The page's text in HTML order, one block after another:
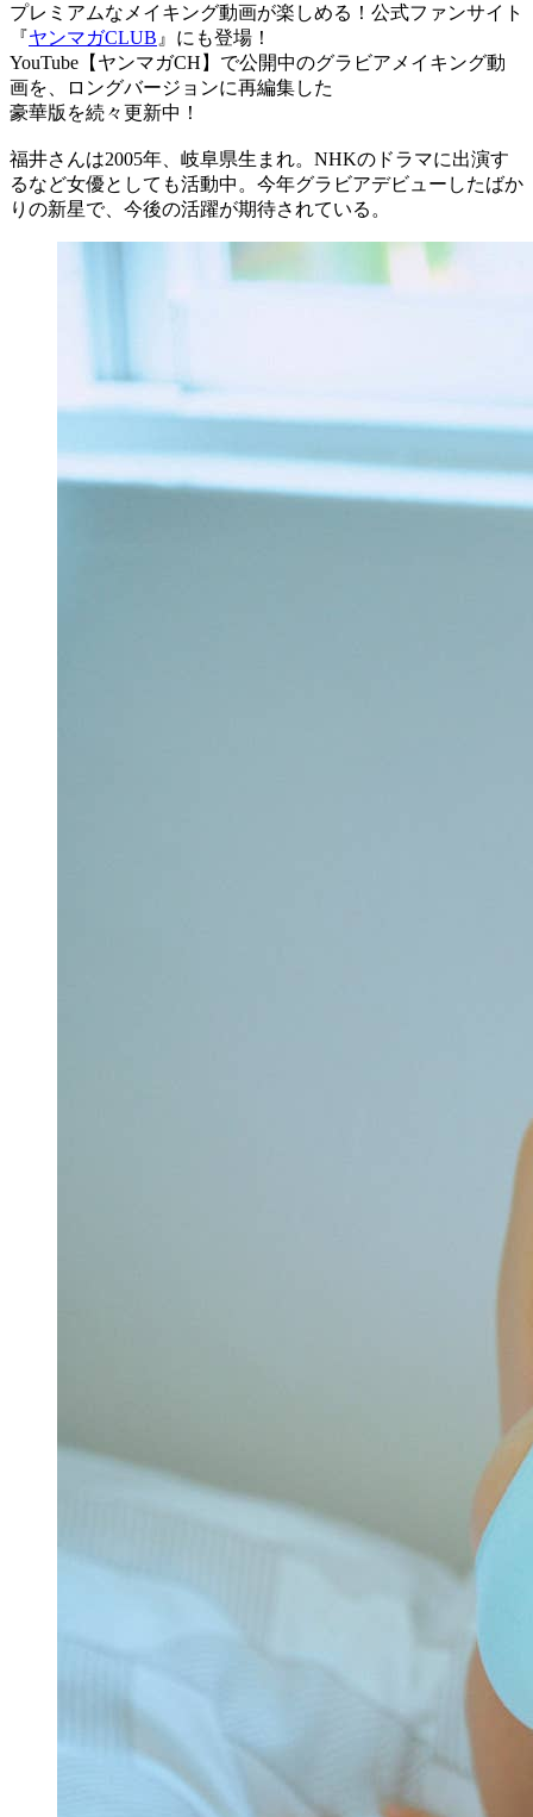
プレミアムなメイキング動画が楽しめる！公式ファンサイト
『ヤンマガCLUB 』にも登場！
YouTube【ヤンマガCH】で公開中のグラビアメイキング動
画を、ロングバージョンに再編集した
豪華版を続々更新中！
福井さんは2005年、岐阜県生まれ。NHKのドラマに出演す
るなど女優としても活動中。今年グラビアデビューしたばか
りの新星で、今後の活躍が期待されている。